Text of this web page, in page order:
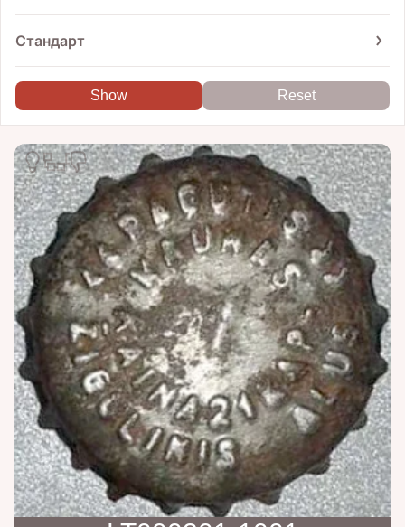
From
1900 1920 1940 1960 1980
Стандарт
ГОСТ 3473-69 1
GOST 3473-78